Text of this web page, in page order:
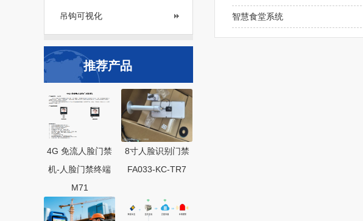
吊钩可视化
推荐产品
4G 免流人脸门禁
机-人脸门禁终端
M71
8寸人脸识别门禁
FA033-KC-TR7
智慧食堂系统